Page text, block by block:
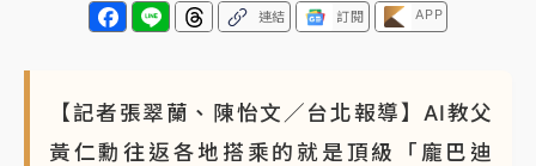
父親節泡湯了！中颱白海豚雨彈轟3天 「紅到發紫」降
雨熱區曝
連結 訂閱 APP
【記者張翠蘭、陳怡文／台北報導】AI教父
黃仁勳往返各地搭乘的就是頂級「龐巴迪